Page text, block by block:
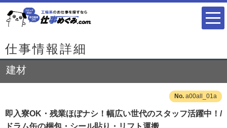
仕事情報詳細
建材
a00all_01a
即入寮OK・残業ほぼナシ！幅広い世代のスタッフ活躍中！/
ドラム缶の梱包・シール貼り・リフト運搬